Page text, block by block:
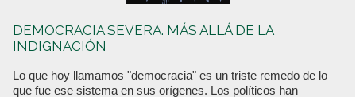
DEMOCRACIA SEVERA. MÁS ALLÁ DE LA
INDIGNACIÓN
Lo que hoy llamamos "democracia" es un triste remedo de lo
que fue ese sistema en sus orígenes. Los políticos han